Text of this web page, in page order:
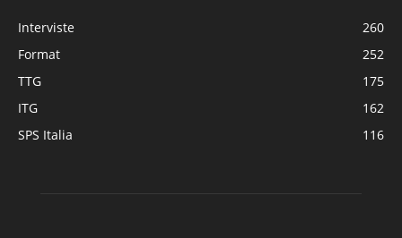
Interviste
260
Format
252
TTG
175
ITG
162
SPS Italia
116